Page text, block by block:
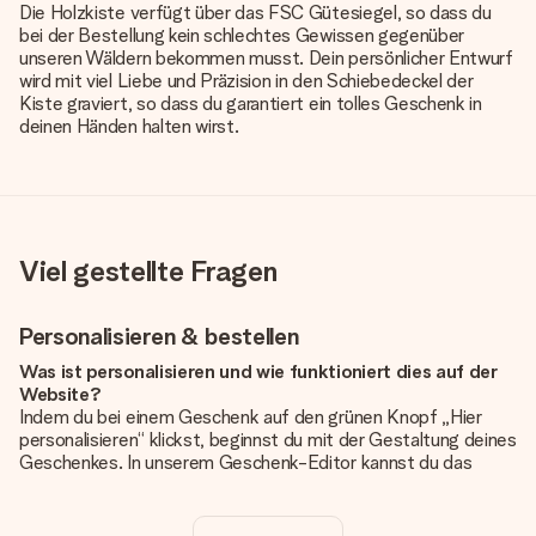
Die Holzkiste verfügt über das FSC Gütesiegel, so dass du
bei der Bestellung kein schlechtes Gewissen gegenüber
unseren Wäldern bekommen musst. Dein persönlicher Entwurf
wird mit viel Liebe und Präzision in den Schiebedeckel der
Kiste graviert, so dass du garantiert ein tolles Geschenk in
deinen Händen halten wirst.
Viel gestellte Fragen
Personalisieren & bestellen
Was ist personalisieren und wie funktioniert dies auf der
Website?
Indem du bei einem Geschenk auf den grünen Knopf „Hier
personalisieren“ klickst, beginnst du mit der Gestaltung deines
Geschenkes. In unserem Geschenk-Editor kannst du das
noch eines unserer angebotenen Designs, um deinem